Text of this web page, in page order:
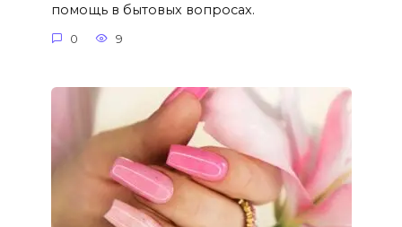
помощь в бытовых вопросах.
0 9